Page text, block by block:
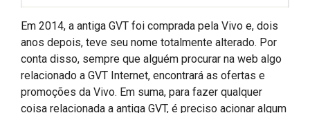
Em 2014, a antiga GVT foi comprada pela Vivo e, dois
anos depois, teve seu nome totalmente alterado. Por
conta disso, sempre que alguém procurar na web algo
relacionado a GVT Internet, encontrará as ofertas e
promoções da Vivo. Em suma, para fazer qualquer
coisa relacionada a antiga GVT, é preciso acionar algum